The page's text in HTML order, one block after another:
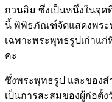
กวนอิม ซึ่งเป็นหนึ่งในจุด
นี้ พิพิธภัณฑ์จัดแสดงพระ
เฉพาะพระพุทธรูปเก่าแ
คะ
ซึ่งพระพุทธรูป และขอ
เป็นการสะสมของผู้ก่อตั้